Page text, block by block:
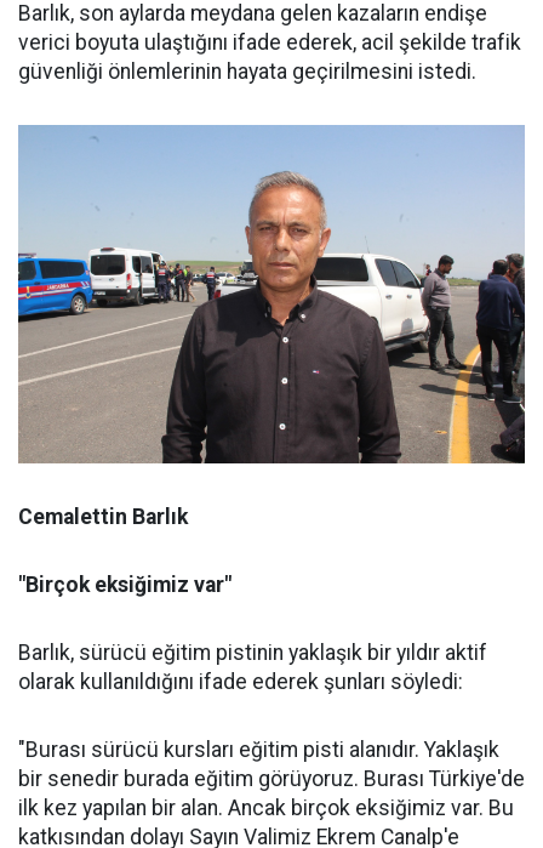
Barlık, son aylarda meydana gelen kazaların endişe
verici boyuta ulaştığını ifade ederek, acil şekilde trafik
güvenliği önlemlerinin hayata geçirilmesini istedi.
Cemalettin Barlık
"Birçok eksiğimiz var"
Barlık, sürücü eğitim pistinin yaklaşık bir yıldır aktif
olarak kullanıldığını ifade ederek şunları söyledi:
"Burası sürücü kursları eğitim pisti alanıdır. Yaklaşık
bir senedir burada eğitim görüyoruz. Burası Türkiye'de
ilk kez yapılan bir alan. Ancak birçok eksiğimiz var. Bu
katkısından dolayı Sayın Valimiz Ekrem Canalp'e